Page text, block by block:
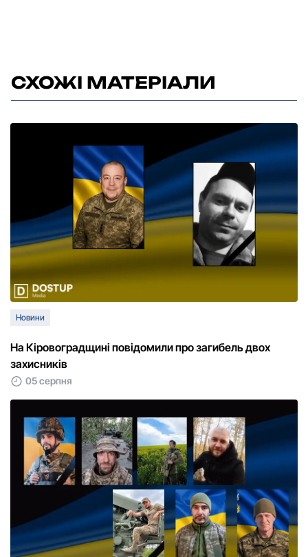
СХОЖІ МАТЕРІАЛИ
Новини
На Кіровоградщині повідомили про загибель двох
захисників
05 серпня